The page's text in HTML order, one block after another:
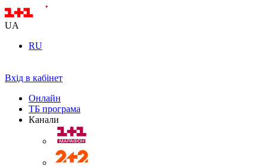
UA
RU
Вхід в кабінет
Онлайн
ТБ програма
Канали